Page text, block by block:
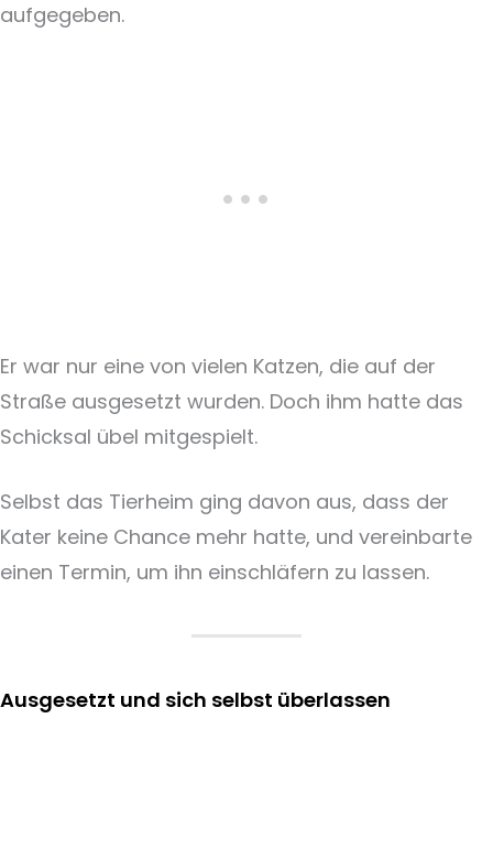
aufgegeben.
Er war nur eine von vielen Katzen, die auf der
Straße ausgesetzt wurden. Doch ihm hatte das
Schicksal übel mitgespielt.
Selbst das Tierheim ging davon aus, dass der
Kater keine Chance mehr hatte, und vereinbarte
einen Termin, um ihn einschläfern zu lassen.
Ausgesetzt und sich selbst überlassen